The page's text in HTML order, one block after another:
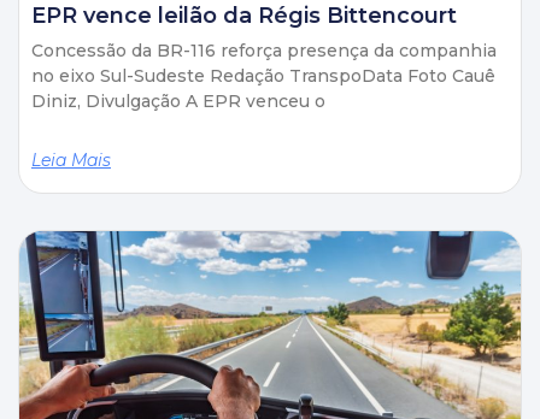
EPR vence leilão da Régis Bittencourt
Concessão da BR-116 reforça presença da companhia
no eixo Sul-Sudeste Redação TranspoData Foto Cauê
Diniz, Divulgação A EPR venceu o
Leia Mais